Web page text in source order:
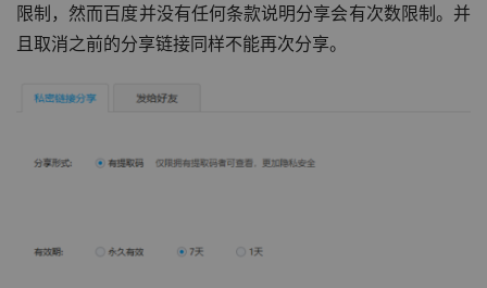
限制，然而百度并没有任何条款说明分享会有次数限制。并
且取消之前的分享链接同样不能再次分享。